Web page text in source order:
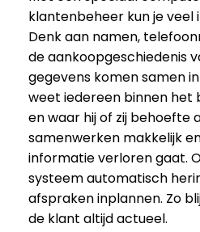
klantenbeheer kun je veel
Denk aan namen,
de aankoopgeschiedenis
gegevens komen samen
weet iedereen binnen het
en waar hij of zij behoefte
samenwerken makkelijk
informatie verloren gaat.
systeem automatisch
afspraken inplannen. Zo
de klant altijd actueel.